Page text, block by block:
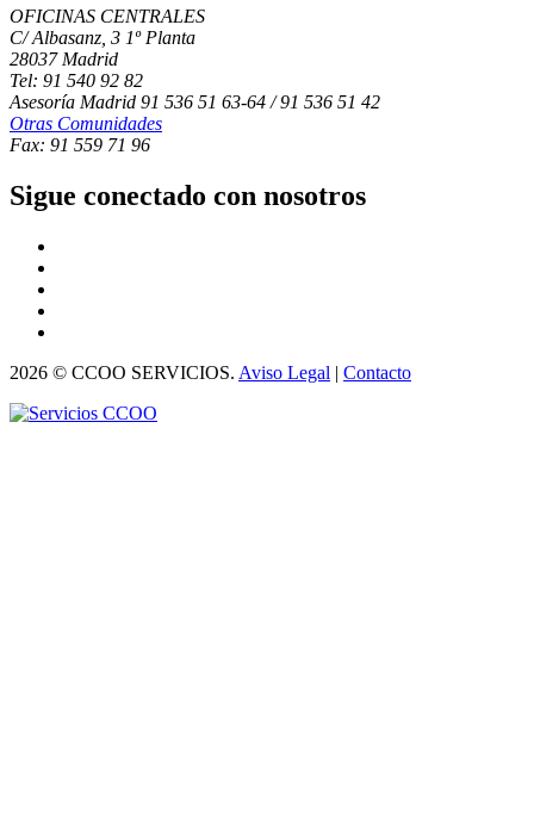
OFICINAS CENTRALES
C/ Albasanz, 3 1º Planta
28037 Madrid
Tel: 91 540 92 82
Asesoría Madrid 91 536 51 63-64 / 91 536 51 42
Otras Comunidades
Fax: 91 559 71 96
Sigue conectado con nosotros
2026 © CCOO SERVICIOS. Aviso Legal | Contacto